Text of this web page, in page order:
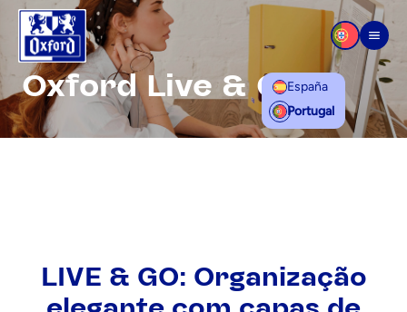
Saltar para o conteúdo
España
Portugal
Oxford Live & Go
LIVE & GO: Organização